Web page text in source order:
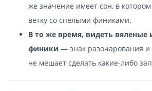
же значение имеет сон, в
ветку со спелыми финиками.
В то же время, видеть вяленые
финики — знак разочарования
не мешает сделать какие-либо